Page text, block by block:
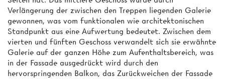
Verlängerung der zwischen den Treppen liegenden Galerie
gewonnen, was vom funktionalen wie architektonischen
Standpunkt aus eine Aufwertung bedeutet. Zwischen dem
vierten und fünften Geschoss verwandelt sich sie erwähnte
Galerie auf der ganzen Höhe zum Aufenthaltsbereich, was
in der Fassade ausgedrückt wird durch den
hervorspringenden Balkon, das Zurückweichen der Fassade